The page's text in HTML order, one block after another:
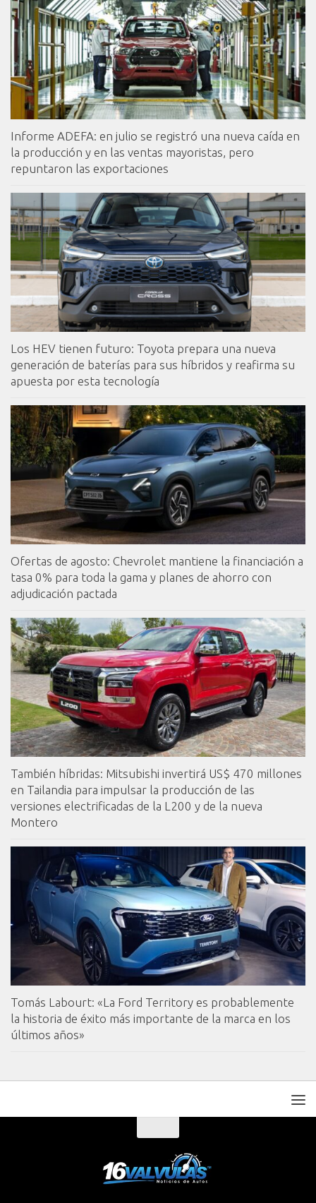
Informe ADEFA: en julio se registró una nueva caída en
la producción y en las ventas mayoristas, pero
repuntaron las exportaciones
Los HEV tienen futuro: Toyota prepara una nueva
generación de baterías para sus híbridos y reafirma su
apuesta por esta tecnología
Ofertas de agosto: Chevrolet mantiene la financiación a
tasa 0% para toda la gama y planes de ahorro con
adjudicación pactada
También híbridas: Mitsubishi invertirá US$ 470 millones
en Tailandia para impulsar la producción de las
versiones electrificadas de la L200 y de la nueva
Montero
Tomás Labourt: «La Ford Territory es probablemente
la historia de éxito más importante de la marca en los
últimos años»